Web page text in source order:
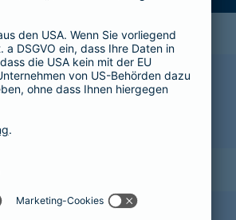
Alle
enthalten